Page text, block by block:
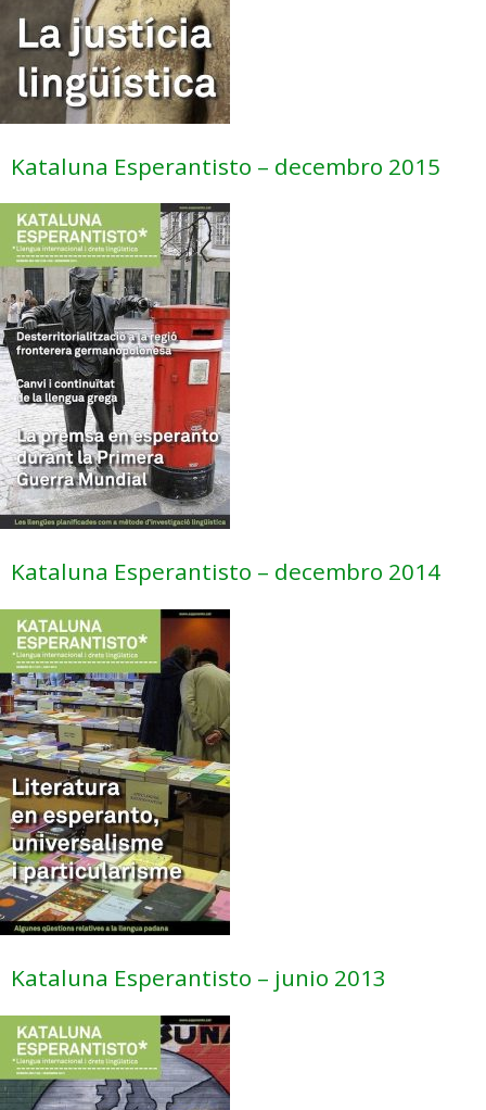
Kataluna Esperantisto – decembro 2015
Kataluna Esperantisto – decembro 2014
Kataluna Esperantisto – junio 2013